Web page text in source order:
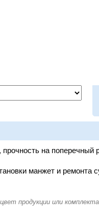
на
манжет и ремонта